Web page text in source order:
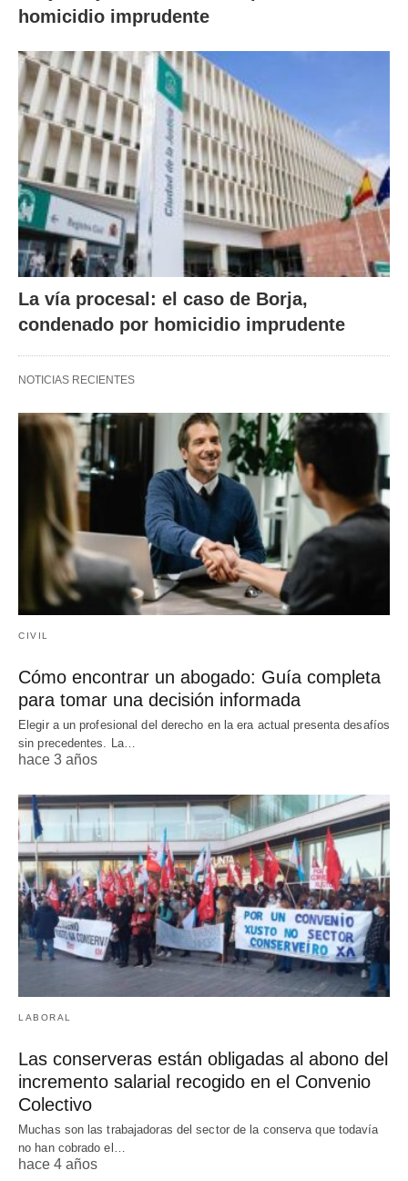
homicidio imprudente
La vía procesal: el caso de Borja,
condenado por homicidio imprudente
NOTICIAS RECIENTES
CIVIL
Cómo encontrar un abogado: Guía completa
para tomar una decisión informada
Elegir a un profesional del derecho en la era actual presenta desafíos
sin precedentes. La…
hace 3 años
LABORAL
Las conserveras están obligadas al abono del
incremento salarial recogido en el Convenio
Colectivo
Muchas son las trabajadoras del sector de la conserva que todavía
no han cobrado el…
hace 4 años